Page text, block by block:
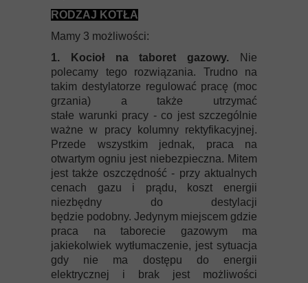
RODZAJ KOTŁA
Mamy 3 możliwości:
1. Kocioł na taboret gazowy. Nie
polecamy tego rozwiązania. Trudno na
takim destylatorze regulować pracę (moc
grzania) a także utrzymać
stałe warunki pracy - co jest szczególnie
ważne w pracy kolumny rektyfikacyjnej.
Przede wszystkim jednak, praca na
otwartym ogniu jest niebezpieczna. Mitem
jest także oszczędność - przy aktualnych
cenach gazu i prądu, koszt energii
niezbędny do destylacji
będzie podobny. Jedynym miejscem gdzie
praca na taborecie gazowym ma
jakiekolwiek wytłumaczenie, jest sytuacja
gdy nie ma dostępu do energii
elektrycznej i brak jest możliwości